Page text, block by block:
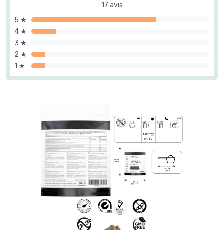
17 avis
5 ★
4 ★
3 ★
2 ★
1 ★